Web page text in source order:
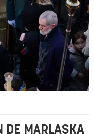
DE MARLASKA